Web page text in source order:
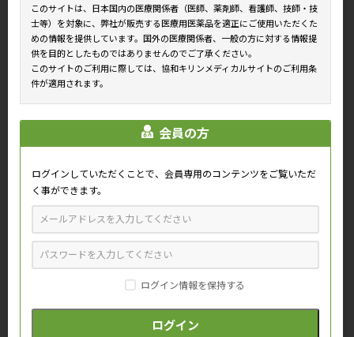
MR（ヘッドセットマイク） MR（スマホ）(1)
MR（スマホ）(2)
このサイトは、日本国内の医療関係者（医師、薬剤師、看護師、技師・技
士等）を対象に、弊社が販売する医療用医薬品を適正にご使用いただくた
めの情報を提供しています。国外の医療関係者、一般の方に対する情報提
供を目的としたものではありませんのでご了承ください。
このサイトのご利用に際しては、協和キリンメディカルサイトのご利用条
件が適用されます。
会員の方
ログインしていただくことで、会員専用のコンテンツをご覧いただ
く事ができます。
ログイン情報を保持する